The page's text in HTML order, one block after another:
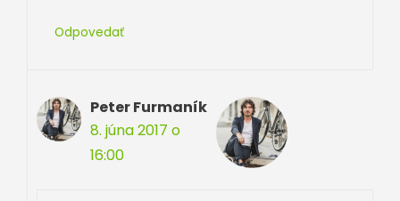
Odpovedať
Peter Furmaník
8. júna 2017 o
16:00